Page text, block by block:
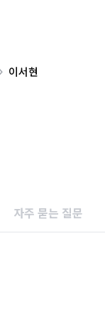
이서현
자주 묻는 질문